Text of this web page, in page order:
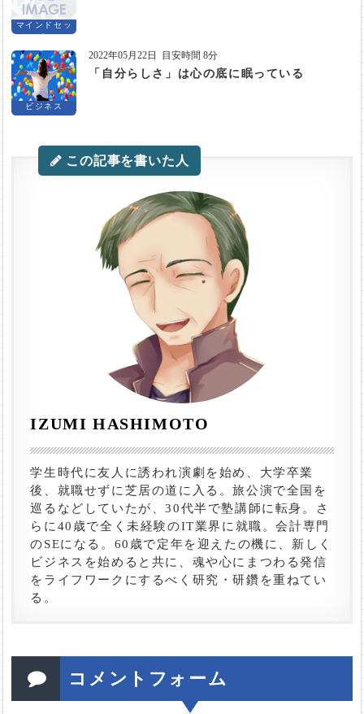
マインドセッ
ト
ビジネス
2022年05月22日 目安時間 8分
「自分らしさ」は心の底に眠っている
この記事を書いた人
IZUMI HASHIMOTO
学生時代に友人に誘われ演劇を始め、大学卒業
後、就職せずに芝居の道に入る。旅公演で全国を
巡るなどしていたが、30代半で塾講師に転身。さ
らに40歳で全く未経験のIT業界に就職。会計専門
のSEになる。60歳で定年を迎えたの機に、新しく
ビジネスを始めると共に、魂や心にまつわる発信
をライフワークにするべく研究・研鑽を重ねてい
る。
コメントフォーム